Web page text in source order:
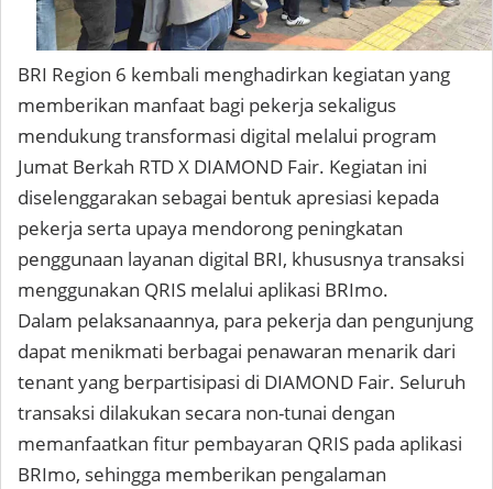
BRI Region 6 kembali menghadirkan kegiatan yang
memberikan manfaat bagi pekerja sekaligus
mendukung transformasi digital melalui program
Jumat Berkah RTD X DIAMOND Fair. Kegiatan ini
diselenggarakan sebagai bentuk apresiasi kepada
pekerja serta upaya mendorong peningkatan
penggunaan layanan digital BRI, khususnya transaksi
menggunakan QRIS melalui aplikasi BRImo.
Dalam pelaksanaannya, para pekerja dan pengunjung
dapat menikmati berbagai penawaran menarik dari
tenant yang berpartisipasi di DIAMOND Fair. Seluruh
transaksi dilakukan secara non-tunai dengan
memanfaatkan fitur pembayaran QRIS pada aplikasi
BRImo, sehingga memberikan pengalaman